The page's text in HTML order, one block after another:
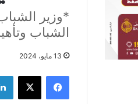
*وزير
الشباب
13 مايو، 2024
فيسبوك X